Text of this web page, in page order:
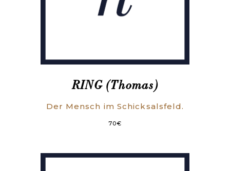
RING (Thomas)
Der Mensch im Schicksalsfeld.
70€